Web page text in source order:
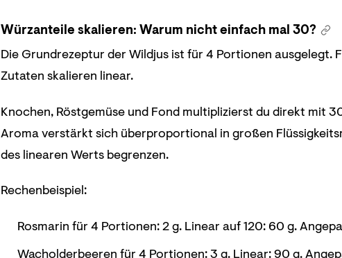
Würzanteile skalieren: Warum nicht einfach mal 30?
Die Grundrezeptur der Wildjus ist für 4 Portionen
Zutaten skalieren linear.
Knochen, Röstgemüse und Fond multiplizierst du direkt mit
Aroma verstärkt sich überproportional in großen
des linearen Werts begrenzen.
Rechenbeispiel:
Rosmarin für 4 Portionen: 2 g. Linear auf 120: 60 g.
Wacholderbeeren für 4 Portionen: 3 g. Linear: 90 g.